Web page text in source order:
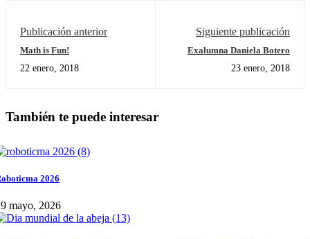
Publicación anterior
Math is Fun!
22 enero, 2018
Siguiente publicación
Exalumna Daniela Botero
23 enero, 2018
También te puede interesar
2026
mayo, 2026